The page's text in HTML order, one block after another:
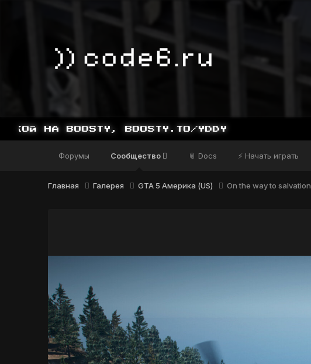
Форумы Сообщество 📎 Docs ⚡ Начать играть
Главная Галерея GTA 5 Америка (US) On the way to salvation